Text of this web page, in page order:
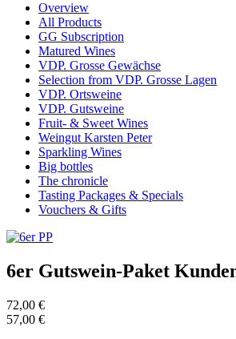
Overview
All Products
GG Subscription
Matured Wines
VDP. Grosse Gewächse
Selection from VDP. Grosse Lagen
VDP. Ortsweine
VDP. Gutsweine
Fruit- & Sweet Wines
Weingut Karsten Peter
Sparkling Wines
Big bottles
The chronicle
Tasting Packages & Specials
Vouchers & Gifts
6er Gutswein-Paket
72,00 €
57,00 €